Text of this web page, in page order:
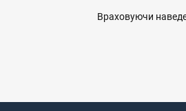
Враховуючи